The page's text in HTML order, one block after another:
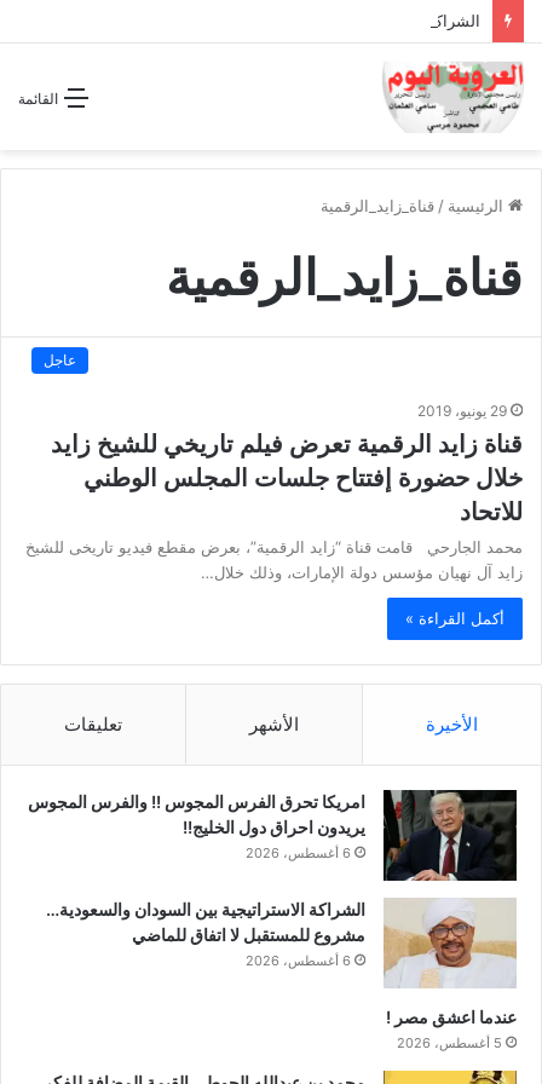
القائمة
الرئيسية / قناة_زايد_الرقمية
قناة_زايد_الرقمية
عاجل
29 يونيو، 2019
قناة زايد الرقمية تعرض فيلم تاريخي للشيخ زايد
خلال حضورة إفتتاح جلسات المجلس الوطني
للاتحاد
محمد الجارحي قامت قناة “زايد الرقمية”، بعرض مقطع فيديو تاريخى للشيخ
زايد آل نهيان مؤسس دولة الإمارات، وذلك خلال…
أكمل القراءة »
الأخيرة الأشهر تعليقات
امريكا تحرق الفرس المجوس !! والفرس المجوس
يريدون احراق دول الخليج!!
6 أغسطس، 2026
الشراكة الاستراتيجية بين السودان والسعودية…
مشروع للمستقبل لا اتفاق للماضي
6 أغسطس، 2026
عندما اعشق مصر !
5 أغسطس، 2026